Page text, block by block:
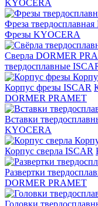
KYOCERA
Фреза твердосплавная
Фрезы KYOCERA
Сверла DORMER
твердосплавные
Корпус фрезы ISCAR
DORMER PRAMET
Вставки
KYOCERA
Корпус сверла ISCAR
Развертки
DORMER PRAMET